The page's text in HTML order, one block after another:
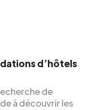
d’hôtels
de
à découvrir les